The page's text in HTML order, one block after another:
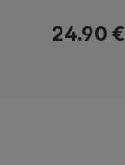
24.90 €